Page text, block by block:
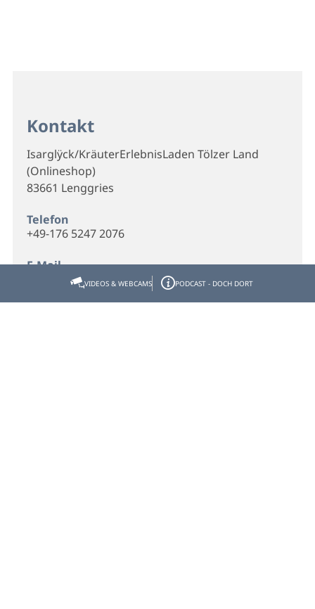
Kontakt
Isarglӱck/KräuterErlebnisLaden Tölzer Land
(Onlineshop)
83661 Lenggries
Telefon
+49-176 5247 2076
E-Mail
kontakt@isarglyck.de
VIDEOS & WEBCAMS PODCAST - DOCH DORT